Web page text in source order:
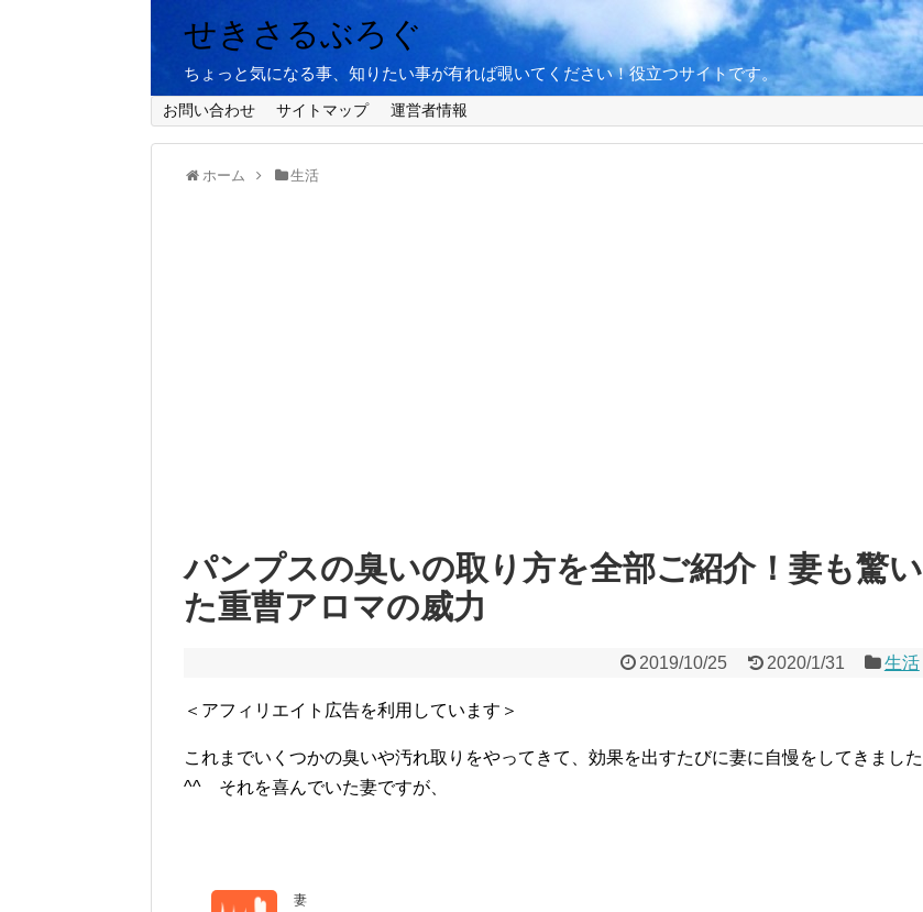
せきさるぶろぐ
ちょっと気になる事、知りたい事が有れば覗いてください！役立つサイトです。
お問い合わせ サイトマップ 運営者情報
ホーム 生活
パンプスの臭いの取り方を全部ご紹介！妻も驚い
た重曹アロマの威力
2019/10/25 2020/1/31 生活
＜アフィリエイト広告を利用しています＞
これまでいくつかの臭いや汚れ取りをやってきて、効果を出すたびに妻に自慢をしてきました
^^ それを喜んでいた妻ですが、
妻